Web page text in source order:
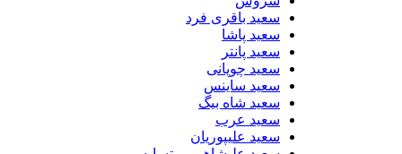
سعید باقری فرد
سعید پاشا
سعید پانتر
سعید چوپانی
سعید ساینس
سعید شاه بیگ
سعید عرب
سعید علیپوریان